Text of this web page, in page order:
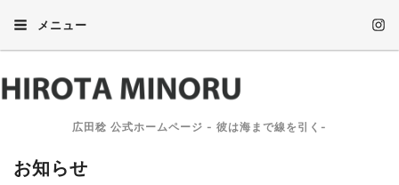
メニュー
広田稔 公式ホームページ - 彼は海まで線を引く-
お知らせ